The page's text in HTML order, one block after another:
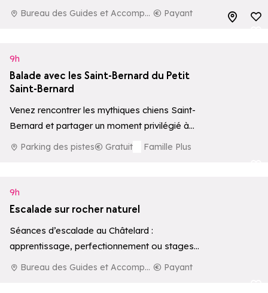
atteindre un sommet à plus de 3000 mètres d’altitude. Une
Bureau des Guides et Accompagnateurs de La Rosière Payant
Ajouter
9h
Balade avec les Saint-Bernard du Petit
Saint-Bernard
Venez rencontrer les mythiques chiens Saint-
Bernard et partager un moment privilégié à
leurs côtés, avec possibilité de balade
Parking des pistes Gratuit
Famille Plus
9h
Escalade sur rocher naturel
Séances d’escalade au Châtelard :
apprentissage, perfectionnement ou stages
sur rocher naturel.
Bureau des Guides et Accompagnateurs de La Rosière
Payant